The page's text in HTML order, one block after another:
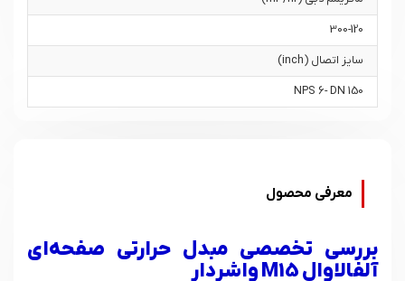
300-120
سایز اتصال (inch)
NPS 6- DN 150
معرفی محصول
بررسی تخصصی مبدل حرارتی صفحه‌ای
آلفالاوال M15 واشردار